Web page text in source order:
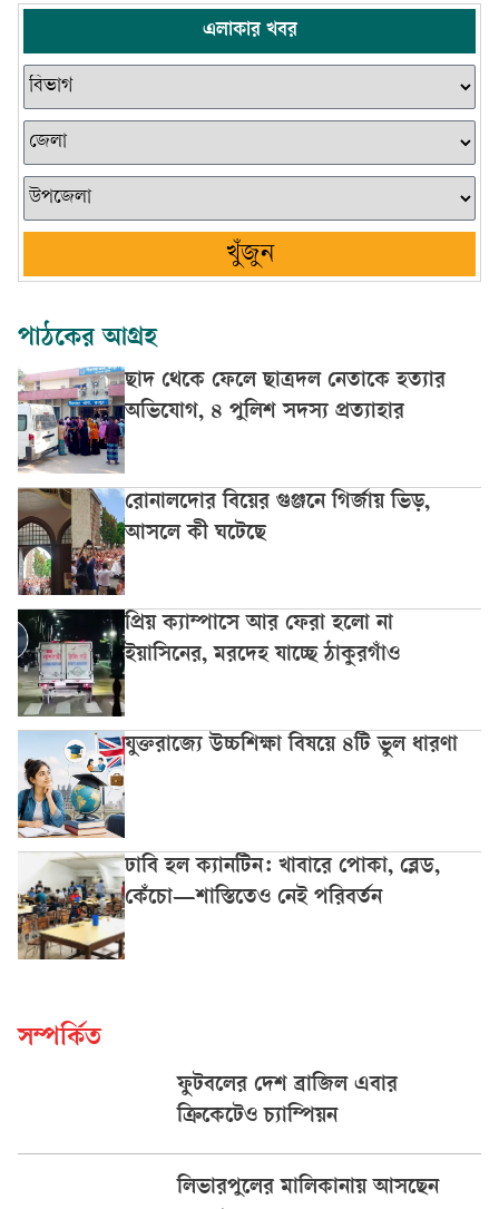
এলাকার খবর
খুঁজুন
পাঠকের আগ্রহ
ছাদ থেকে ফেলে ছাত্রদল নেতাকে হত্যার
অভিযোগ, ৪ পুলিশ সদস্য প্রত্যাহার
রোনালদোর বিয়ের গুঞ্জনে গির্জায় ভিড়,
আসলে কী ঘটেছে
প্রিয় ক্যাম্পাসে আর ফেরা হলো না
ইয়াসিনের, মরদেহ যাচ্ছে ঠাকুরগাঁও
যুক্তরাজ্যে উচ্চশিক্ষা বিষয়ে ৪টি ভুল ধারণা
ঢাবি হল ক্যানটিন: খাবারে পোকা, ব্লেড,
কেঁচো—শাস্তিতেও নেই পরিবর্তন
সম্পর্কিত
ফুটবলের দেশ ব্রাজিল এবার
ক্রিকেটেও চ্যাম্পিয়ন
লিভারপুলের মালিকানায় আসছেন